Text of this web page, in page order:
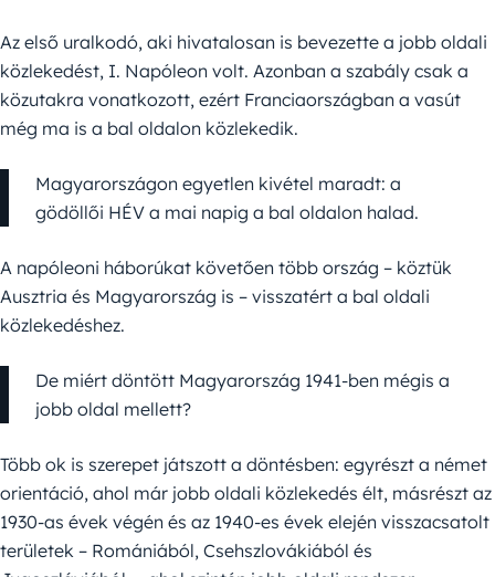
Az első uralkodó, aki hivatalosan is bevezette a jobb oldali
közlekedést, I. Napóleon volt. Azonban a szabály csak a
közutakra vonatkozott, ezért Franciaországban a vasút
még ma is a bal oldalon közlekedik.
Magyarországon egyetlen kivétel maradt: a
gödöllői HÉV a mai napig a bal oldalon halad.
A napóleoni háborúkat követően több ország – köztük
Ausztria és Magyarország is – visszatért a bal oldali
közlekedéshez.
De miért döntött Magyarország 1941-ben mégis a
jobb oldal mellett?
Több ok is szerepet játszott a döntésben: egyrészt a német
orientáció, ahol már jobb oldali közlekedés élt, másrészt az
1930-as évek végén és az 1940-es évek elején visszacsatolt
területek – Romániából, Csehszlovákiából és